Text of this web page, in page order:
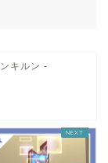
キルン -